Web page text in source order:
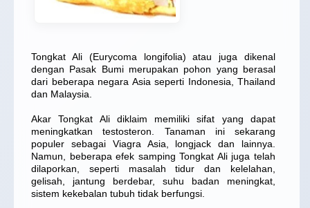
Tongkat Ali (Eurycoma longifolia) atau juga dikenal
dengan Pasak Bumi merupakan pohon yang berasal
dari beberapa negara Asia seperti Indonesia, Thailand
dan Malaysia.
Akar Tongkat Ali diklaim memiliki sifat yang dapat
meningkatkan testosteron. Tanaman ini sekarang
populer sebagai Viagra Asia, longjack dan lainnya.
Namun, beberapa efek samping Tongkat Ali juga telah
dilaporkan, seperti masalah tidur dan kelelahan,
gelisah, jantung berdebar, suhu badan meningkat,
sistem kekebalan tubuh tidak berfungsi.